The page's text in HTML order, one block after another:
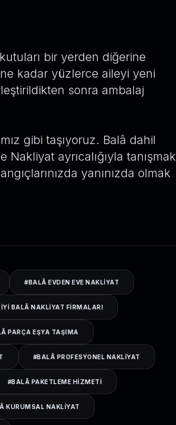
bir yerden diğerine
kadar yüzlerce aileyi yeni
sonra ambalaj
gibi taşıyoruz. Balâ dahil
ayrıcalığıyla tanışmak
yanınızda olmak
#BALÂ EVDEN EVE NAKLIYAT
IYI BALÂ NAKLIYAT FIRMALARI
PARÇA EŞYA TAŞIMA
#BALÂ PROFESYONEL NAKLIYAT
#BALÂ PAKETLEME HIZMETI
KURUMSAL NAKLIYAT